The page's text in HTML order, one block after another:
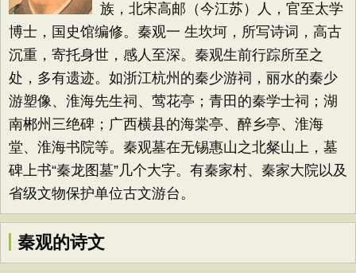
族，北宋高邮（今江苏）人，官至太学
博士，国史馆编修。秦观一 生坎坷，所写诗词，高古
沉重，寄托身世，感人至深。秦观生前行踪所至之
处，多有遗迹。如浙江杭州的秦少游祠，丽水的秦少
游塑像、淮海先生祠、莺花亭；青田的秦学士祠；湖
南郴州三绝碑；广西横县的海棠亭、醉乡亭、淮海
堂、淮海书院等。秦观墓在无锡惠山之北粲山上，墓
碑上书“秦龙图墓”几个大字。有秦家村、秦家大院以及
省级文物保护单位古文游台。
秦观的诗文